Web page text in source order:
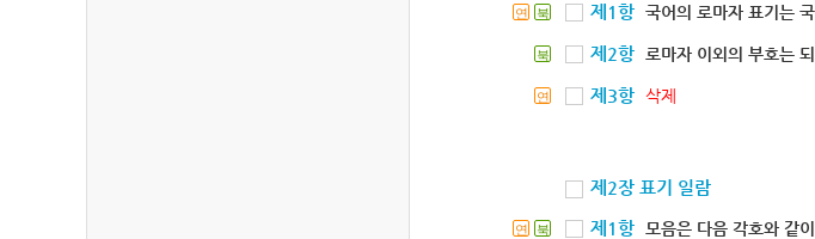
연 북 제1항 국어의 로마자 표기는
북 제2항 로마자 이외의 부호는
연 제3항 삭제
제2장 표기 일람
연 북 제1항 모음은 다음 각호와 같